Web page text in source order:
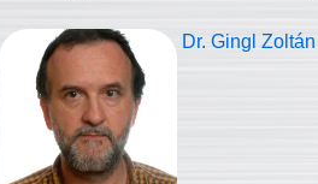
Dr. Gingl Zoltán